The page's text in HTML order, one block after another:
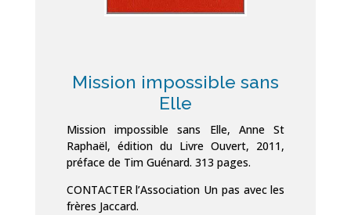
Mission impossible sans
Elle
Mission impossible sans Elle, Anne St
Raphaël, édition du Livre Ouvert, 2011,
préface de Tim Guénard. 313 pages.
CONTACTER l’Association Un pas avec les
frères Jaccard.